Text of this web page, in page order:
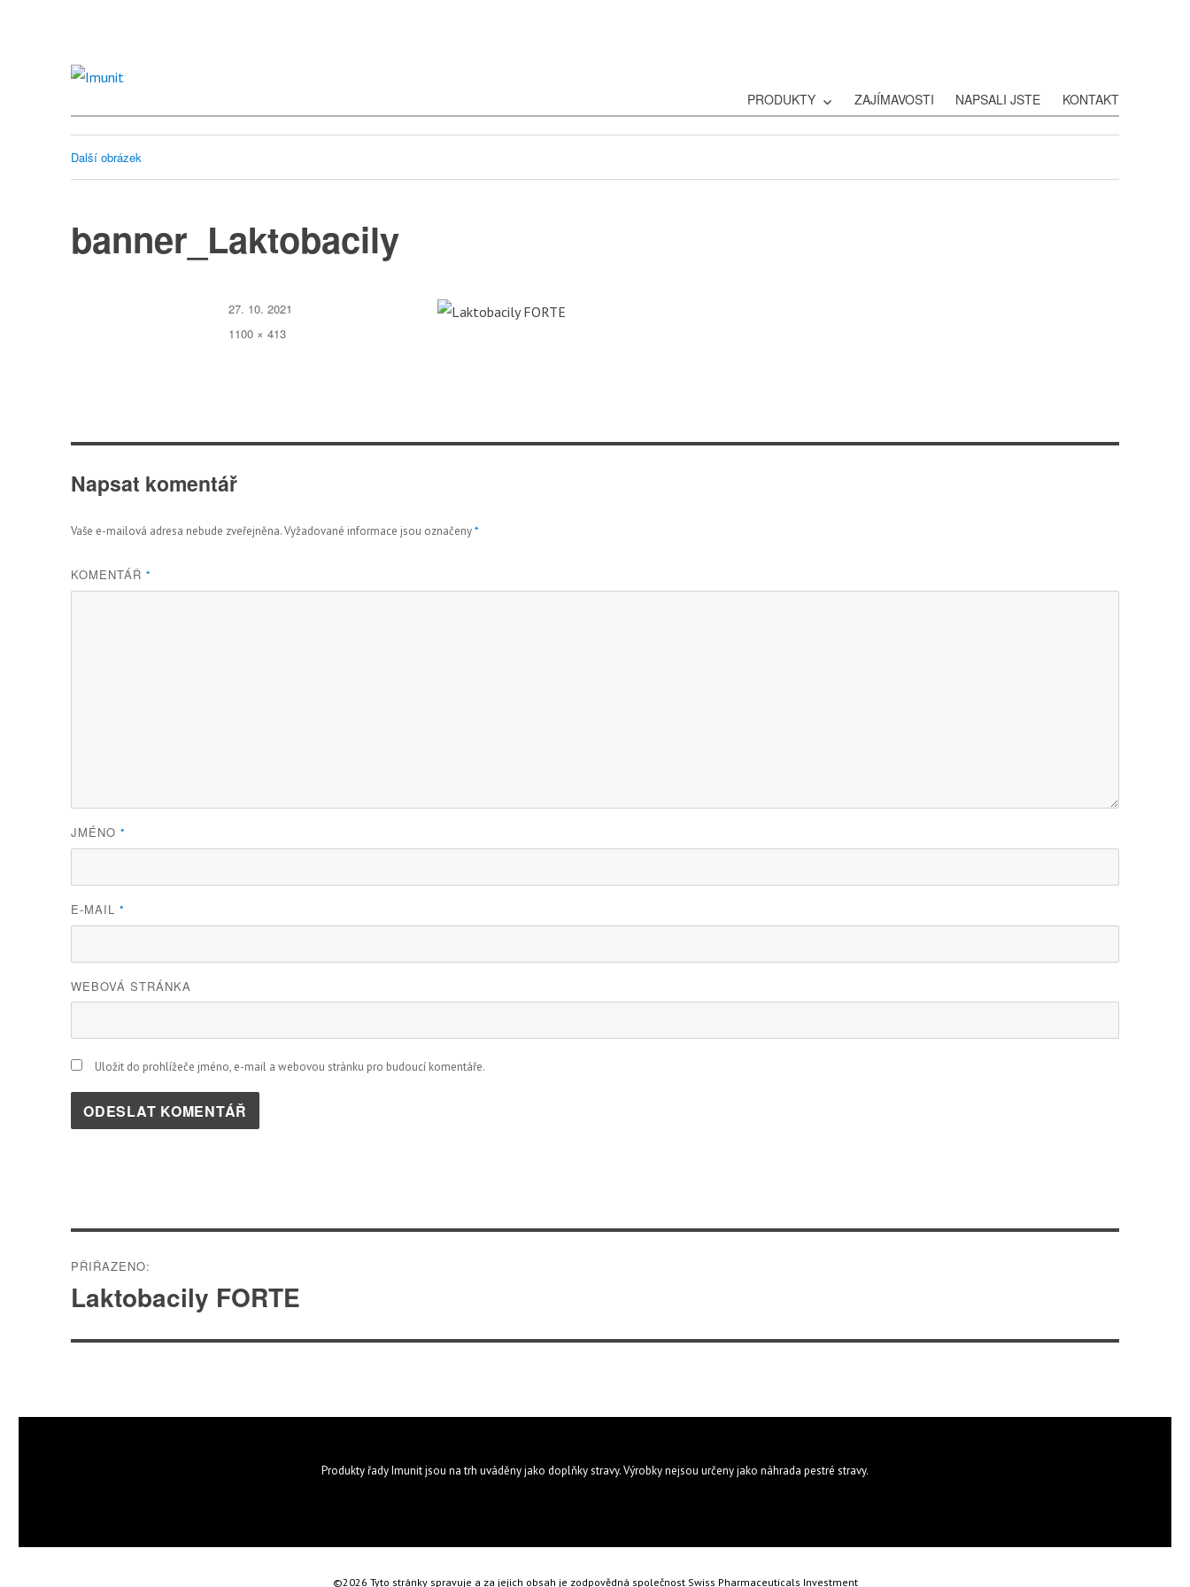
Imunit PRODUKTY ZAJÍMAVOSTI NAPSALI JSTE KONTAKT
Další obrázek
banner_Laktobacily
Publikováno:
27. 10. 2021
Původní
1100 × 413
Napsat komentář
Vaše e-mailová adresa nebude zveřejněna.Vyžadované informace jsou označeny*
KOMENTÁŘ*
JMÉNO*
E-MAIL*
WEBOVÁ STRÁNKA
Uložit do prohlížeče jméno, e-mail a webovou stránku pro budoucí komentáře.
pro
PŘIŘAZENO:
Laktobacily FORTE
Produkty řady Imunit jsou na trh uváděny jako doplňky stravy. Výrobky nejsou určeny jako náhrada pestré stravy.
©2026 Tyto stránky spravuje a za jejich obsah je zodpovědná společnost Swiss Pharmaceuticals Investment